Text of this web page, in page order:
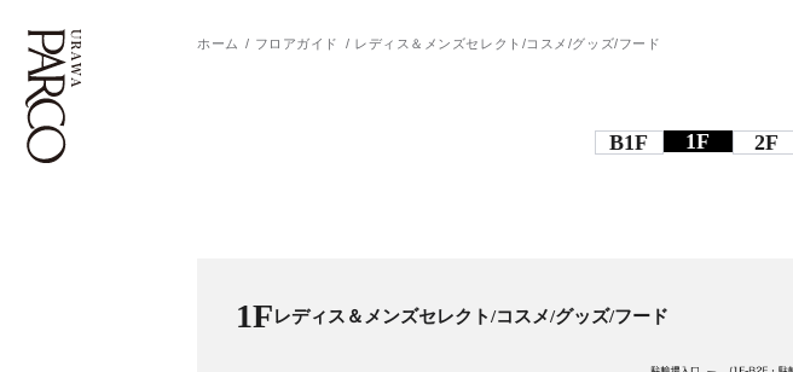
ホーム フロアガイド レディス＆メンズセレクト/コスメ/グッズ/フード
B1F 1F 2F
1Fレディス＆メンズセレクト/コスメ/グッズ/フード